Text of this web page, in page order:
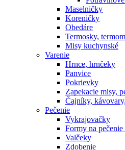
Maselničky
Koreničky
Obedáre
Termosky,
Misy kuchynské
Varenie
Hrnce, hrnčeky
Panvice
Pokrievky
Zapekacie misy,
Čajníky,
Pečenie
Vykrajovačky
Formy na
Valčeky
Zdobenie